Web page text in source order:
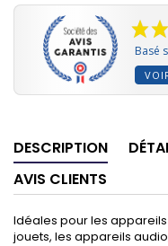
Basé
DESCRIPTION
AVIS CLIENTS
Idéales pour les
jouets, les appareils